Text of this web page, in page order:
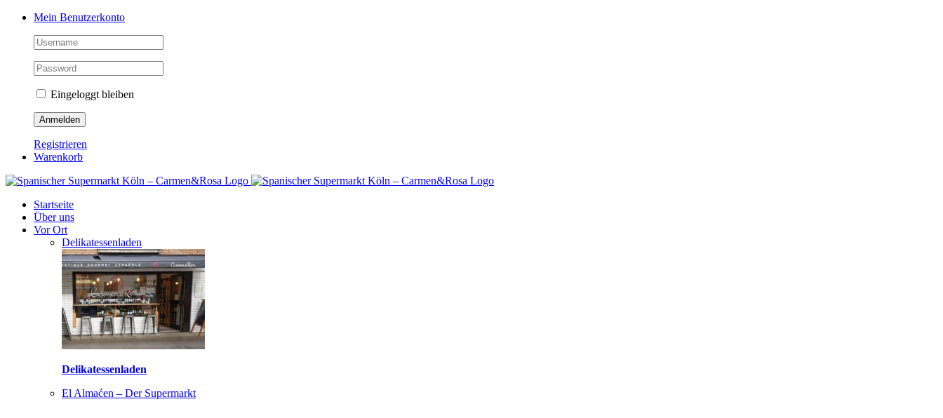
Zum
springen
Facebook
Instagram
Pinterest
Tiktok
YouTubeMein Benutzerkonto
Eingeloggt bleiben
Registrieren
Warenkorb
Startseite
Über uns
Vor Ort
Delikatessenladen
Delikatessenladen
El Almaćen – Der Supermarkt